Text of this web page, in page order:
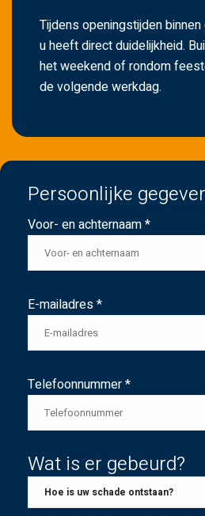
Tijdens openingstijden
u heeft direct duidelijkheid.
het weekend of rondom
de volgende werkdag.
Persoonlijke
Voor- en achternaam *
E-mailadres *
Telefoonnummer *
Wat is er gebeurd?